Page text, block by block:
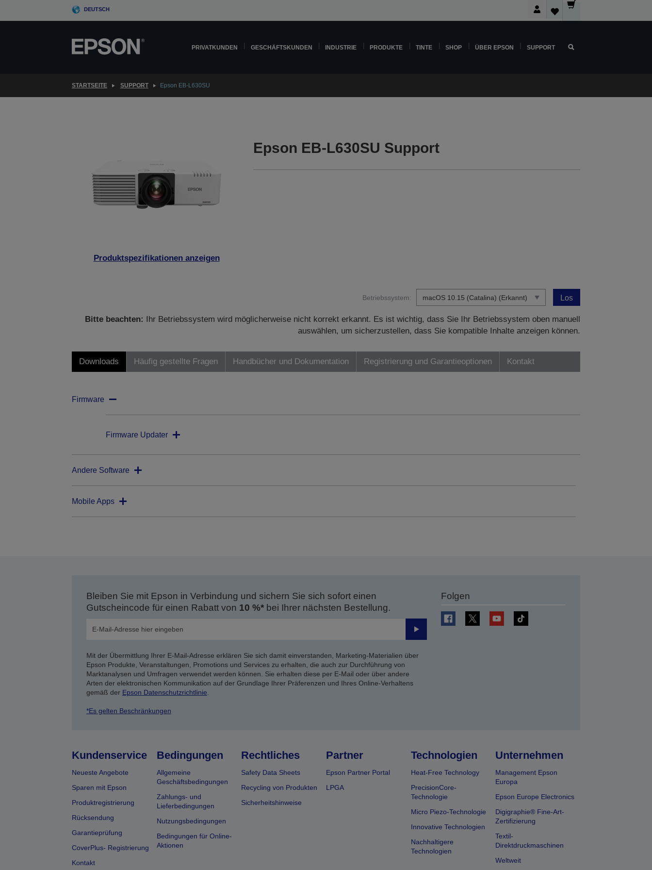
DEUTSCH
PRIVATKUNDEN GESCHÄFTSKUNDEN INDUSTRIE PRODUKTE TINTE SHOP ÜBER EPSON SUPPORT
STARTSEITE SUPPORT Epson EB-L630SU
Produktspezifikationen anzeigen
Epson EB-L630SU Support
Betriebssystem: Los
Bitte beachten:
Ihr Betriebssystem wird möglicherweise nicht korrekt erkannt. Es ist wichtig, dass Sie Ihr Betriebssystem oben manuell
auswählen, um sicherzustellen, dass Sie kompatible Inhalte anzeigen können.
Downloads Häufig gestellte Fragen Handbücher und Dokumentation Registrierung und Garantieoptionen Kontakt
Firmware
Firmware Updater
Andere Software
Mobile Apps
Bleiben Sie mit Epson in Verbindung und sichern Sie sich sofort einen
Gutscheincode für einen Rabatt von 10 %*bei Ihrer nächsten Bestellung.
Senden
Mit der Übermittlung Ihrer E-Mail-Adresse erklären Sie sich damit einverstanden, Marketing-Materialien über
Epson Produkte, Veranstaltungen, Promotions und Services zu erhalten, die auch zur Durchführung von
Marktanalysen und Umfragen verwendet werden können. Sie erhalten diese per E-Mail oder über andere
Arten der elektronischen Kommunikation auf der Grundlage Ihrer Präferenzen und Ihres Online-Verhaltens
gemäß der Epson Datenschutzrichtlinie.
*Es gelten Beschränkungen
Folgen
Kundenservice
Neueste Angebote
Sparen mit Epson
Produktregistrierung
Rücksendung
Garantieprüfung
CoverPlus- Registrierung
Kontakt
Bedingungen
Allgemeine
Geschäftsbedingungen
Zahlungs- und
Lieferbedingungen
Nutzungsbedingungen
Bedingungen für Online-
Aktionen
Rechtliches
Safety Data Sheets
Recycling von Produkten
Sicherheitshinweise
Partner
Epson Partner Portal
LPGA
Technologien
Heat-Free Technology
PrecisionCore-
Technologie
Micro Piezo-Technologie
Innovative Technologien
Nachhaltigere
Technologien
Unternehmen
Management Epson
Europa
Epson Europe Electronics
Digigraphie® Fine-Art-
Zertifizierung
Textil-
Direktdruckmaschinen
Weltweit